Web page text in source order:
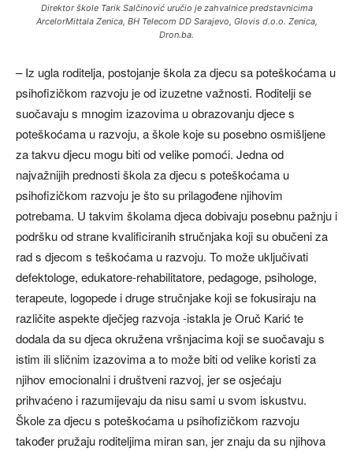
Direktor škole Tarik Salčinović uručio je zahvalnice predstavnicima
ArcelorMittala Zenica, BH Telecom DD Sarajevo, Glovis d.o.o. Zenica,
Dron.ba.
– Iz ugla roditelja, postojanje škola za djecu sa poteškoćama u
psihofizičkom razvoju je od izuzetne važnosti. Roditelji se
suočavaju s mnogim izazovima u obrazovanju djece s
poteškoćama u razvoju, a škole koje su posebno osmišljene
za takvu djecu mogu biti od velike pomoći. Jedna od
najvažnijih prednosti škola za djecu s poteškoćama u
psihofizičkom razvoju je što su prilagođene njihovim
potrebama. U takvim školama djeca dobivaju posebnu pažnju i
podršku od strane kvalificiranih stručnjaka koji su obučeni za
rad s djecom s teškoćama u razvoju. To može uključivati
defektologe, edukatore-rehabilitatore, pedagoge, psihologe,
terapeute, logopede i druge stručnjake koji se fokusiraju na
različite aspekte dječjeg razvoja -istakla je Oruč Karić te
dodala da su djeca okružena vršnjacima koji se suočavaju s
istim ili sličnim izazovima a to može biti od velike koristi za
njihov emocionalni i društveni razvoj, jer se osjećaju
prihvaćeno i razumijevaju da nisu sami u svom iskustvu.
Škole za djecu s poteškoćama u psihofizičkom razvoju
također pružaju roditeljima miran san, jer znaju da su njihova